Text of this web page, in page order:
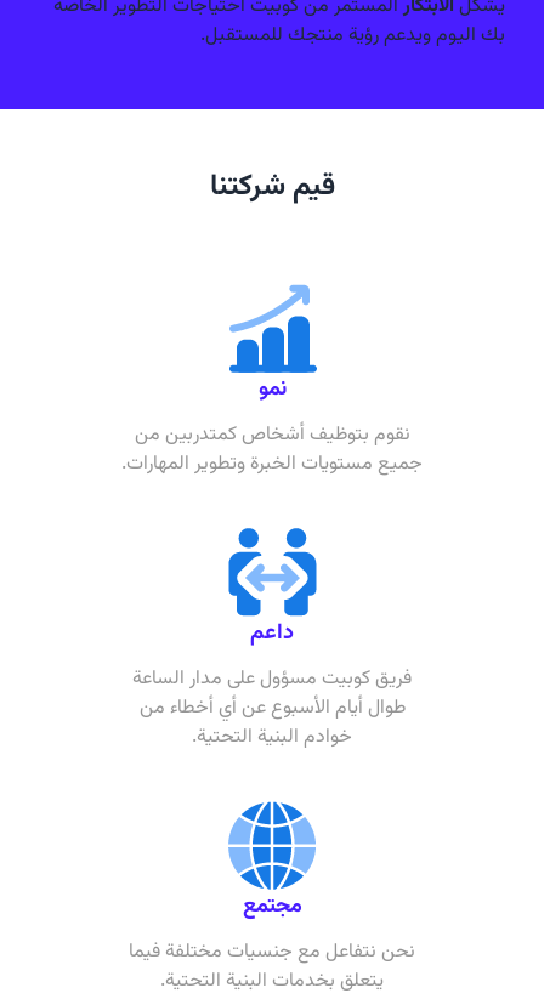
يشكل الابتكارالمستمر من كوبيت احتياجات التطوير الخاصة
بك اليوم ويدعم رؤية منتجك للمستقبل.
قيم شركتنا
نمو
نقوم بتوظيف أشخاص كمتدربين من
جميع مستويات الخبرة وتطوير المهارات.
داعم
فريق كوبيت مسؤول على مدار الساعة
طوال أيام الأسبوع عن أي أخطاء من
خوادم البنية التحتية.
مجتمع
نحن نتفاعل مع جنسيات مختلفة فيما
يتعلق بخدمات البنية التحتية.